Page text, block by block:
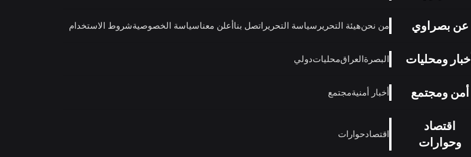
عن بصراوي من نحنهيئة التحرير سياسة التحرير اتصل بناأعلن معناسياسة الخصوصيةشروط الاستخدام
أخبار ومحليات البصرةالعراقمحلياتدولي
أمن ومجتمع أخبار أمنيةمجتمع
اقتصاد
وحوارات
اقتصادحوارات